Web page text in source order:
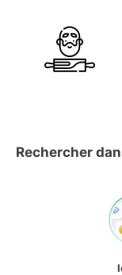
Rechercher